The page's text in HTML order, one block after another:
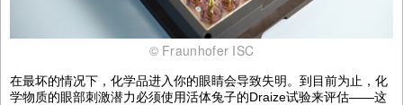
© Fraunhofer ISC
在最坏的情况下，化学品进入你的眼睛会导致失明。到目前为止，化
学物质的眼部刺激潜力必须使用活体兔子的Draize试验来评估——这